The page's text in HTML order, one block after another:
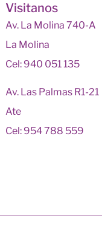
Visitanos
Av. La Molina 740-A
La Molina
Cel: 940 051 135
Av. Las Palmas R1-21
Ate
Cel: 954 788 559